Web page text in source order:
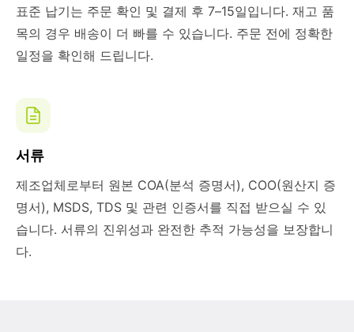
표준 납기는 주문 확인 및 결제 후 7–15일입니다. 재고 품
목의 경우 배송이 더 빠를 수 있습니다. 주문 전에 정확한
일정을 확인해 드립니다.
서류
제조업체로부터 원본 COA(분석 증명서), COO(원산지 증
명서), MSDS, TDS 및 관련 인증서를 직접 받으실 수 있
습니다. 서류의 진위성과 완전한 추적 가능성을 보장합니
다.